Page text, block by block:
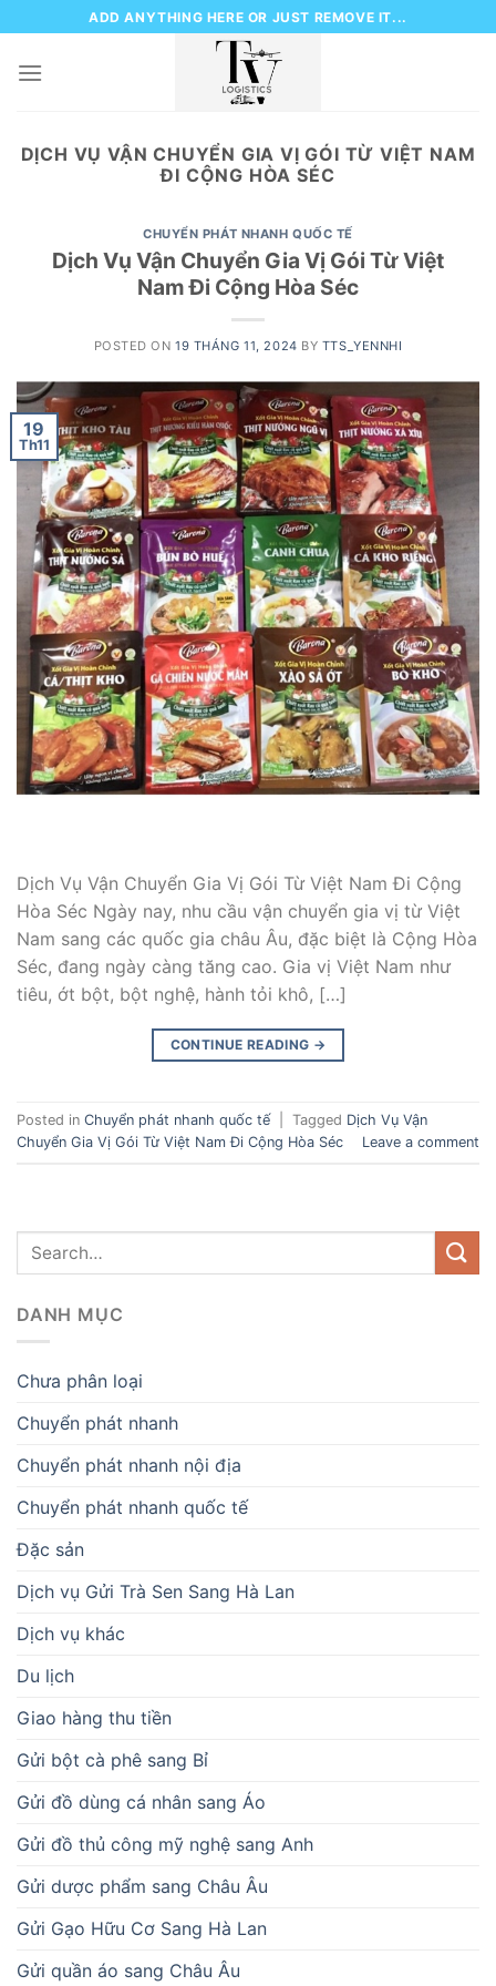
to
content
ADD ANYTHING HERE OR JUST REMOVE IT...
DỊCH VỤ VẬN CHUYỂN GIA VỊ GÓI TỪ VIỆT NAM
ĐI CỘNG HÒA SÉC
CHUYỂN PHÁT NHANH QUỐC TẾ
Dịch Vụ Vận Chuyển Gia Vị Gói Từ Việt
Nam Đi Cộng Hòa Séc
POSTED ON19 THÁNG 11, 2024 BY TTS_YENNHI
19
Th11
Dịch Vụ Vận Chuyển Gia Vị Gói Từ Việt Nam Đi Cộng
Hòa Séc Ngày nay, nhu cầu vận chuyển gia vị từ Việt
Nam sang các quốc gia châu Âu, đặc biệt là Cộng Hòa
Séc, đang ngày càng tăng cao. Gia vị Việt Nam như
tiêu, ớt bột, bột nghệ, hành tỏi khô, […]
CONTINUE READING →
Posted in Chuyển phát nhanh quốc tế Tagged Dịch Vụ Vận
Chuyển Gia Vị Gói Từ Việt Nam Đi Cộng Hòa Séc
Leave a comment
DANH MỤC
Chưa phân loại
Chuyển phát nhanh
Chuyển phát nhanh nội địa
Chuyển phát nhanh quốc tế
Đặc sản
Dịch vụ Gửi Trà Sen Sang Hà Lan
Dịch vụ khác
Du lịch
Giao hàng thu tiền
Gửi bột cà phê sang Bỉ
Gửi đồ dùng cá nhân sang Áo
Gửi đồ thủ công mỹ nghệ sang Anh
Gửi dược phẩm sang Châu Âu
Gửi Gạo Hữu Cơ Sang Hà Lan
Gửi quần áo sang Châu Âu